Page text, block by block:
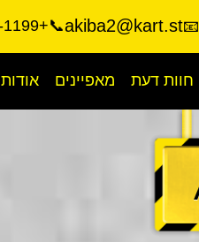
📞+81-80-1199-1199 📧
akiba2@kart.st
אודות מאפיינים חוות דעת